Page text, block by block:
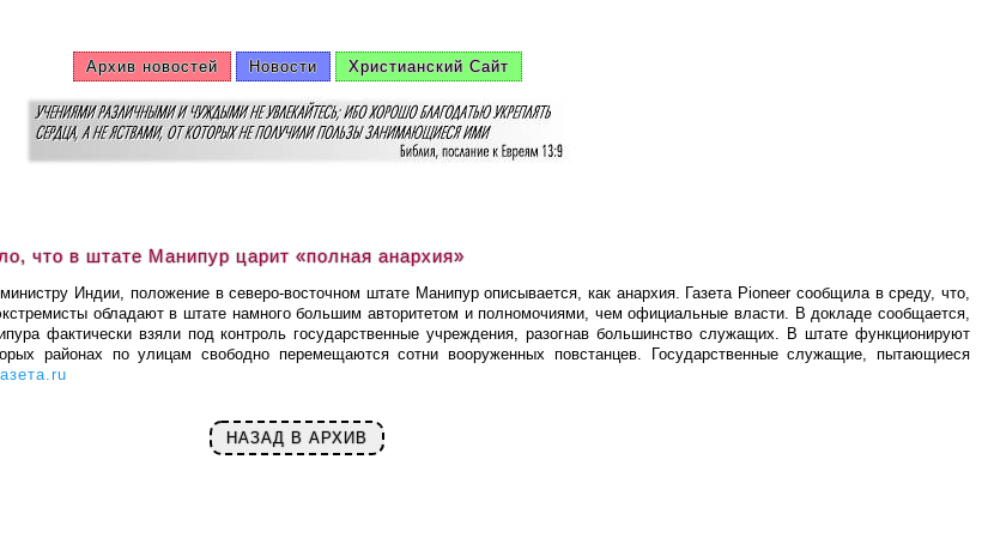
Архив новостей Новости Христианский Сайт
что в штате Манипур царит «полная анархия»
Индии, положение в северо-восточном штате Манипур описывается, как анархия. Газета Pioneer сообщила в среду, что,
обладают в штате намного большим авторитетом и полномочиями, чем официальные власти. В докладе сообщается,
фактически взяли под контроль государственные учреждения, разогнав большинство служащих. В штате функционируют
районах по улицам свободно перемещаются сотни вооруженных повстанцев. Государственные служащие, пытающиеся
НАЗАД В АРХИВ